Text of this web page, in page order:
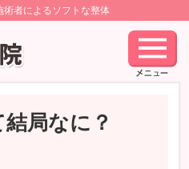
者によるソフトな整体
結局なに？